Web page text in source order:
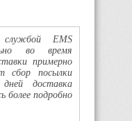
службой EMS
во время
примерно
сбор посылки
доставка
более подробно